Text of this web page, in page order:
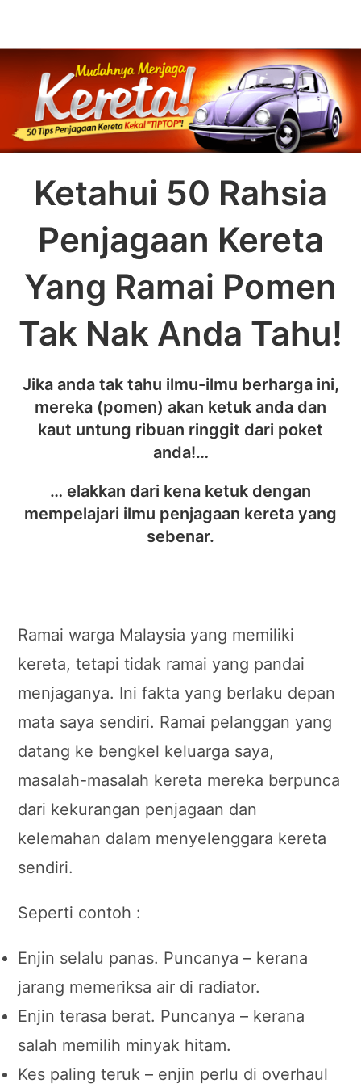
content
Ketahui 50 Rahsia
Penjagaan Kereta
Yang Ramai Pomen
Tak Nak Anda Tahu!
Jika anda tak tahu ilmu-ilmu berharga ini,
mereka (pomen) akan ketuk anda dan
kaut untung ribuan ringgit dari poket
anda!…
… elakkan dari kena ketuk dengan
mempelajari ilmu penjagaan kereta yang
sebenar.
Ramai warga Malaysia yang memiliki
kereta, tetapi tidak ramai yang pandai
menjaganya. Ini fakta yang berlaku depan
mata saya sendiri. Ramai pelanggan yang
datang ke bengkel keluarga saya,
masalah-masalah kereta mereka berpunca
dari kekurangan penjagaan dan
kelemahan dalam menyelenggara kereta
sendiri.
Seperti contoh :
Enjin selalu panas. Puncanya – kerana
jarang memeriksa air di radiator.
Enjin terasa berat. Puncanya – kerana
salah memilih minyak hitam.
Kes paling teruk – enjin perlu di overhaul